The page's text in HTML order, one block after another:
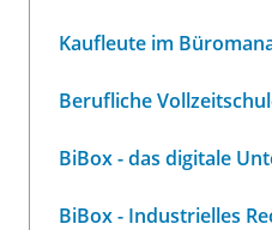
Kaufleute im
Berufliche
BiBox - das digitale
BiBox - Industrielles